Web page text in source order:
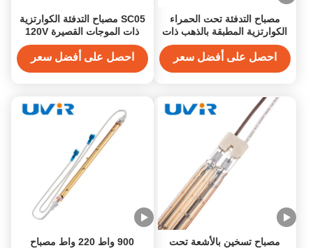
مصباح التدفئة تحت الحمراء
الكوارتزية المطبقة بالذهب ذات
الأنابيب المزدوجة قصيرة الموجة
مع 11x23mm أنابيب الكوارتز
55-575V الجهد و 200-6000W
احصل على أفضل سعر
SC05 مصباح التدفئة الكوارتزية
ذات الموجات القصيرة 120V
100W
احصل على أفضل سعر
مصباح تسخين بالأشعة تحت
900 واط 220 واط مصباح